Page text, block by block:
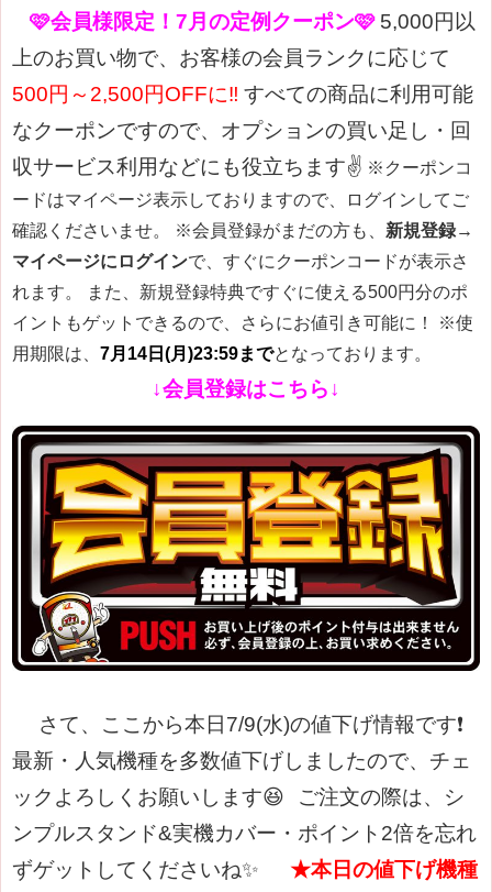
🩷会員様限定！7月の定例クーポン🩷 5,000円以
上のお買い物で、お客様の会員ランクに応じて
500円～2,500円OFFに‼ すべての商品に利用可能
なクーポンですので、オプションの買い足し・回
収サービス利用などにも役立ちます✌ ※クーポンコ
ードはマイページ表示しておりますので、ログインしてご
確認くださいませ。
※会員登録がまだの方も、 新規登録→
マイページにログインで、すぐにクーポンコードが表示さ
れます。 また、新規登録特典ですぐに使える500円分のポ
イントもゲットできるので、さらにお値引き可能に！
※使
用期限は、 7月14日(月)23:59までとなっております。
↓会員登録はこちら↓
さて、ここから本日7/9(水)の値下げ情報です❗
最新・人気機種を多数値下げしましたので、チェ
ックよろしくお願いします😆
ご注文の際は、シ
ンプルスタンド&実機カバー・ポイント2倍を忘れ
ずゲットしてくださいね✨
★本日の値下げ機種